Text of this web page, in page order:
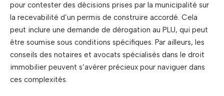
pour contester des décisions prises par la municipalité sur
la recevabilité d’un permis de construire accordé. Cela
peut inclure une demande de dérogation au PLU, qui peut
être soumise sous conditions spécifiques. Par ailleurs, les
conseils des notaires et avocats spécialisés dans le droit
immobilier peuvent s’avérer précieux pour naviguer dans
ces complexités.